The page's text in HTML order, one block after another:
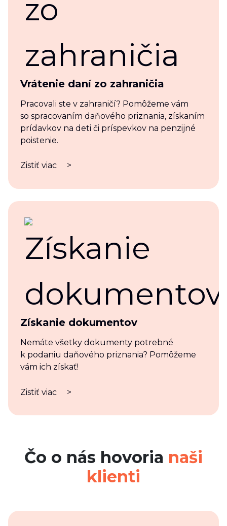
Vrátenie daní zo zahraničia
Pracovali ste v zahraničí? Pomôžeme vám
so spracovaním daňového priznania, získaním
prídavkov na deti či príspevkov na penzijné
poistenie.
Zistiť viac >
Získanie dokumentov
Nemáte všetky dokumenty potrebné
k podaniu daňového priznania? Pomôžeme
vám ich získať!
Zistiť viac >
Čo o nás hovoria naši
klienti